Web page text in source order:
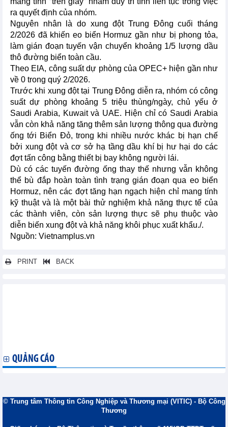
ra quyết định của nhóm.
Nguyên nhân là do xung đột Trung Đông cuối tháng
2/2026 đã khiến eo biển Hormuz gần như bị phong tỏa,
làm gián đoạn tuyến vận chuyển khoảng 1/5 lượng dầu
thô đường biển toàn cầu.
Theo EIA, công suất dự phòng của OPEC+ hiện gần như
về 0 trong quý 2/2026.
Trước khi xung đột tại Trung Đông diễn ra, nhóm có công
suất dự phòng khoảng 5 triệu thùng/ngày, chủ yếu ở
Saudi Arabia, Kuwait và UAE. Hiện chỉ có Saudi Arabia
vẫn còn khả năng tăng thêm sản lượng thông qua đường
ống tới Biển Đỏ, trong khi nhiều nước khác bị hạn chế
bởi xung đột và cơ sở hạ tầng dầu khí bị hư hại do các
đợt tấn công bằng thiết bị bay không người lái.
Dù có các tuyến đường ống thay thế nhưng vẫn không
thể bù đắp hoàn toàn tình trạng gián đoạn qua eo biển
Hormuz, nên các đợt tăng hạn ngạch hiện chỉ mang tính
kỹ thuật và là một bài thử nghiệm khả năng thực tế của
các thành viên, còn sản lượng thực sẽ phụ thuộc vào
diễn biến xung đột và khả năng khôi phục xuất khẩu./.
Nguồn: Vietnamplus.vn
PRINT BACK
QUẢNG CÁO
© Trung tâm Thông tin Công Nghiệp và Thương mại (VITIC) - Bộ Công
Thương